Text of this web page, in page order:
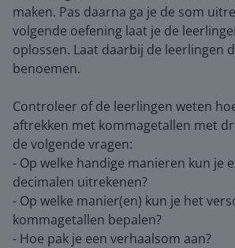
maken. Pas daarna ga je de som
volgende oefening laat je de
oplossen. Laat daarbij de leerlingen
benoemen.
Controleer of de leerlingen weten
aftrekken met kommagetallen met
de volgende vragen:
- Op welke handige manieren kun je
decimalen uitrekenen?
- Op welke manier(en) kun je het
kommagetallen bepalen?
- Hoe pak je een verhaalsom aan?